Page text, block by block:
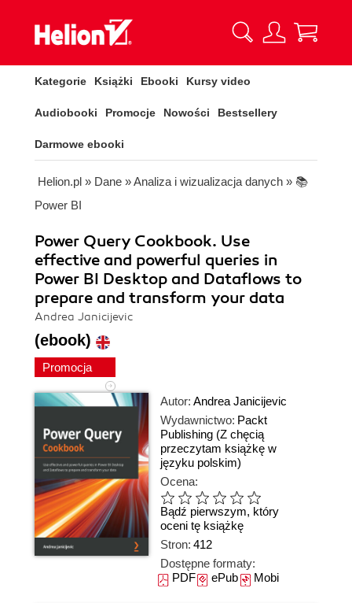
Kategorie Książki Ebooki Kursy video
Audiobooki Promocje Nowości Bestsellery
Darmowe ebooki
Helion.pl » Dane »Analiza i wizualizacja danych » 📚
Power BI
Power Query Cookbook. Use
effective and powerful queries in
Power BI Desktop and Dataflows to
prepare and transform your data
Andrea Janicijevic
(ebook)
Promocja
Autor: Andrea Janicijevic
Wydawnictwo: Packt
Publishing (Z chęcią
przeczytam książkę w
języku polskim)
Ocena:
Bądź pierwszym, który
oceni tę książkę
Stron: 412
Dostępne formaty:
PDFePubMobi